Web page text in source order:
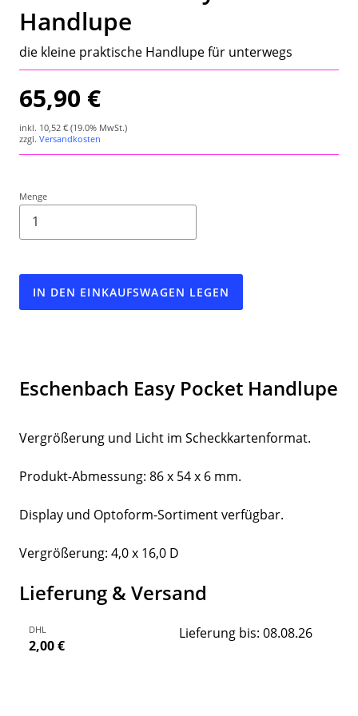
Wetterstation
Hygrometer
Über uns
Kontakt
Handlupe
die kleine praktische Handlupe für unterwegs
65,90 €
inkl. 10,52 € (19.0% MwSt.)
zzgl. Versandkosten
Menge
IN DEN EINKAUFSWAGEN LEGEN
Eschenbach Easy Pocket Handlupe
Vergrößerung und Licht im Scheckkartenformat.
Produkt-Abmessung: 86 x 54 x 6 mm.
Display und Optoform-Sortiment verfügbar.
Vergrößerung: 4,0 x 16,0 D
Lieferung & Versand
DHL
2,00 €
Lieferung bis: 08.08.26